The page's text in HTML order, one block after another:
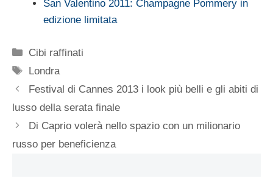
San Valentino 2011: Champagne Pommery in
edizione limitata
Categorie
Cibi raffinati
Tag
Londra
Festival di Cannes 2013 i look più belli e gli abiti di
lusso della serata finale
Di Caprio volerà nello spazio con un milionario
russo per beneficienza